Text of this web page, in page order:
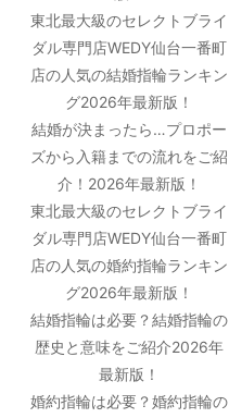
東北最大級のセレクトブライ
ダル専門店WEDY仙台一番町
店の人気の結婚指輪ランキン
グ2026年最新版！
結婚が決まったら…プロポー
ズから入籍までの流れをご紹
介！2026年最新版！
東北最大級のセレクトブライ
ダル専門店WEDY仙台一番町
店の人気の婚約指輪ランキン
グ2026年最新版！
結婚指輪は必要？結婚指輪の
歴史と意味をご紹介2026年
最新版！
婚約指輪は必要？婚約指輪の